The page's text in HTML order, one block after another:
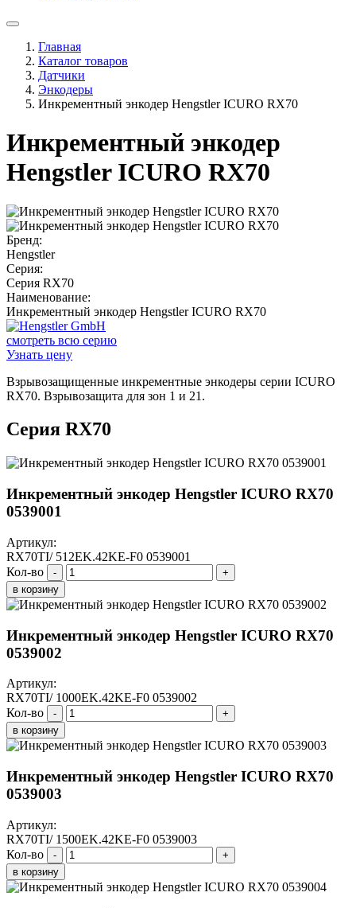
Главная
Каталог товаров
Датчики
Энкодеры
Инкрементный энкодер Hengstler ICURO RX70
Инкрементный энкодер
Hengstler ICURO RX70
Бренд:
Hengstler
Серия:
Серия RX70
Наименование:
Инкрементный энкодер Hengstler ICURO RX70
смотреть всю серию
Узнать цену
Взрывозащищенные инкрементные энкодеры серии ICURO
RX70. Взрывозащита для зон 1 и 21.
Серия RX70
Инкрементный энкодер Hengstler ICURO RX70
0539001
Артикул:
RX70TI/ 512EK.42KE-F0 0539001
Кол-во
-
+
в корзину
Инкрементный энкодер Hengstler ICURO RX70
0539002
Артикул:
RX70TI/ 1000EK.42KE-F0 0539002
Кол-во
-
+
в корзину
Инкрементный энкодер Hengstler ICURO RX70
0539003
Артикул:
RX70TI/ 1500EK.42KE-F0 0539003
Кол-во
-
+
в корзину